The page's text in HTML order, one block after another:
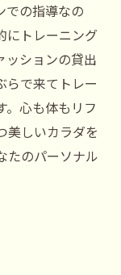
での指導なの
にトレーニング
ッションの貸出
らで来てトレー
。心も体もリフ
美しいカラダを
たのパーソナル